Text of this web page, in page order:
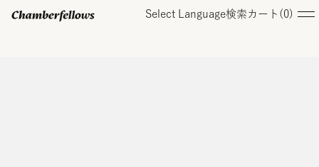
Select Language検索 カート( 0)